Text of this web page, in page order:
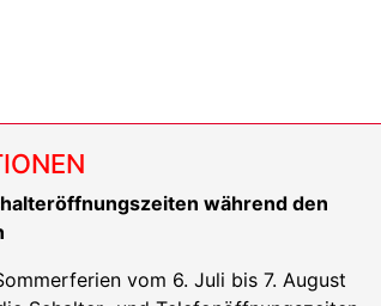
während den
vom 6. Juli bis 7. August